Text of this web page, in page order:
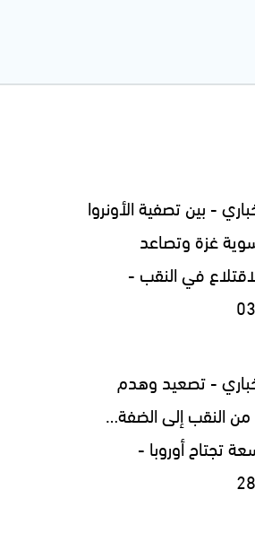
- بين تصفية الأونروا
غزة وتصاعد
في النقب -
- تصعيد وهدم
من النقب إلى الضفة…
تجتاح أوروبا -